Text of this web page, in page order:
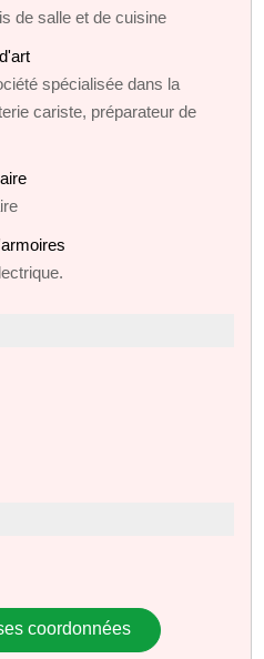
de salle et de cuisine
spécialisée dans la
cariste, préparateur de
coordonnées